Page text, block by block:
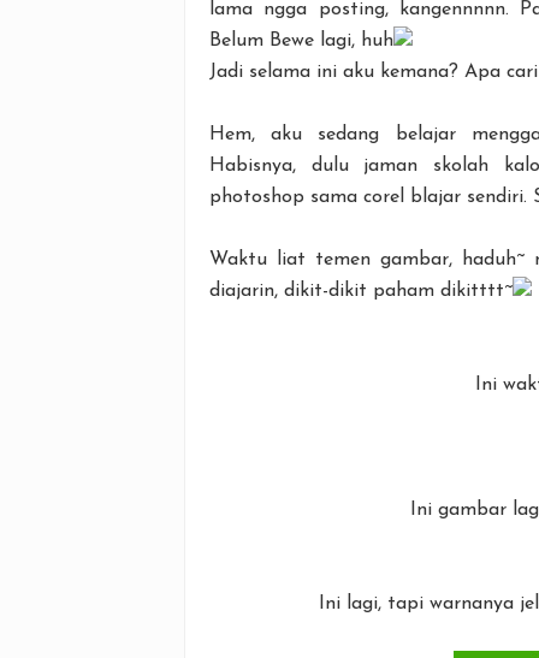
lama ngga posting, kangennnnn.
Belum Bewe lagi, huh
Jadi selama ini aku kemana? Apa
Hem, aku sedang belajar
Habisnya, dulu jaman skolah
photoshop sama corel blajar sendiri.
Waktu liat temen gambar, haduh~
diajarin, dikit-dikit paham dikitttt~
Ini
Ini gambar
Ini lagi, tapi warnanya